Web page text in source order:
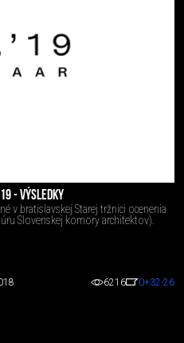
- VÝSLEDKY
v bratislavskej Starej tržnici ocenenia
Slovenskej komory architektov).
6216 0+32-26